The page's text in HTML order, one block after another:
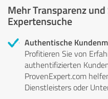
Mehr Transparenz
Expertensuche
Authentische
Profitieren Sie von
authentifizierten
ProvenExpert.com
Dienstleisters oder